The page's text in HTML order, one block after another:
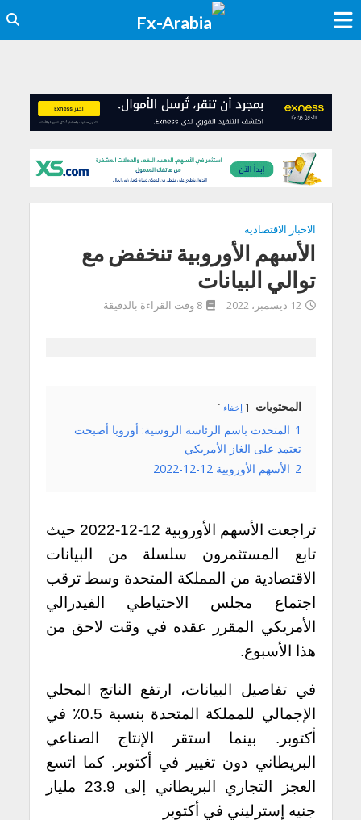
الاخبار الاقتصادية
الأسهم الأوروبية تنخفض مع
توالي البيانات
12 ديسمبر، 2022 8 وقت القراءة بالدقيقة
المحتويات إخفاء
1 المتحدث باسم الرئاسة الروسية: أوروبا أصبحت
تعتمد على الغاز الأمريكي
2 الأسهم الأوروبية 12-12-2022
تراجعت الأسهم الأوروبية 12-12-2022 حيث
تابع المستثمرون سلسلة من البيانات
الاقتصادية من المملكة المتحدة وسط ترقب
اجتماع مجلس الاحتياطي الفيدرالي
الأمريكي المقرر عقده في وقت لاحق من
هذا الأسبوع.
في تفاصيل البيانات، ارتفع الناتج المحلي
الإجمالي للمملكة المتحدة بنسبة 0.5٪ في
أكتوبر. بينما استقر الإنتاج الصناعي
البريطاني دون تغيير في أكتوبر. كما اتسع
العجز التجاري البريطاني إلى 23.9 مليار
جنيه إسترليني في أكتوبر